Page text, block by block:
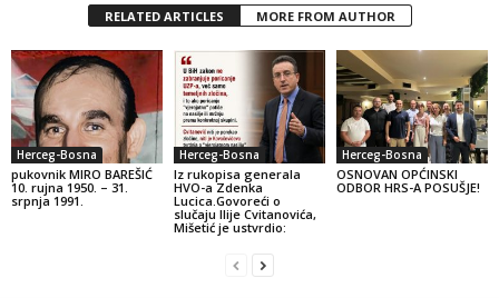
RELATED ARTICLES MORE FROM AUTHOR
Herceg-Bosna
pukovnik MIRO BAREŠIĆ
10. rujna 1950. – 31.
srpnja 1991.
Herceg-Bosna
Iz rukopisa generala
HVO-a Zdenka
Lucica.Govoreći o
slučaju Ilije Cvitanovića,
Mišetić je ustvrdio:
Herceg-Bosna
OSNOVAN OPĆINSKI
ODBOR HRS-A POSUŠJE!